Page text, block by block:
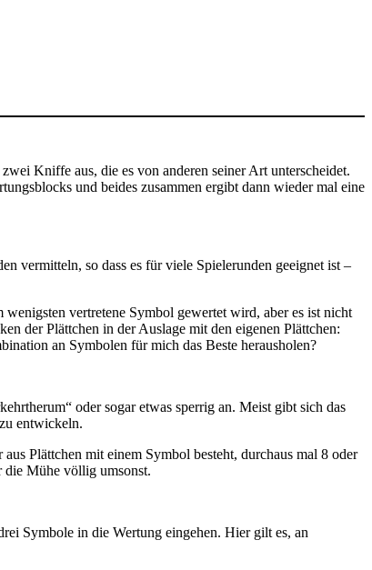
Kniffe aus, die es von anderen seiner Art unterscheidet.
und beides zusammen ergibt dann wieder mal eine
vermitteln, so dass es für viele Spielerunden geeignet ist –
vertretene Symbol gewertet wird, aber es ist nicht
der Plättchen in der Auslage mit den eigenen Plättchen:
an Symbolen für mich das Beste herausholen?
oder sogar etwas sperrig an. Meist gibt sich das
entwickeln.
Plättchen mit einem Symbol besteht, durchaus mal 8 oder
die Mühe völlig umsonst.
Symbole in die Wertung eingehen. Hier gilt es, an